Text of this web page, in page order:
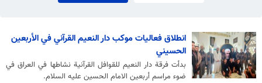
انطلاق فعاليات موكب دار النعيم القرآني في الأربعين
الحسيني
بدأت فرقة دار النعيم للقوافل القرآنية نشاطها في العراق في
ضوء مراسم أربعين الامام الحسين عليه السلام.